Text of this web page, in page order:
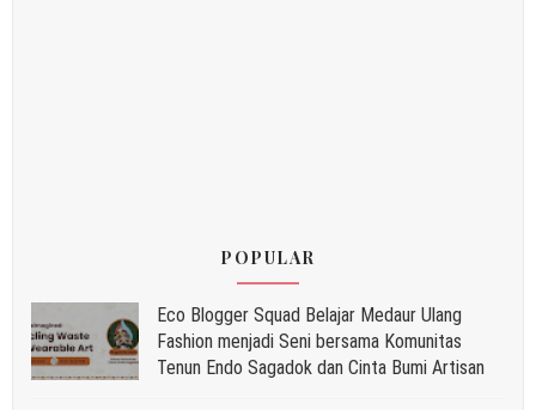
POPULAR
Eco Blogger Squad Belajar Medaur Ulang
Fashion menjadi Seni bersama Komunitas
Tenun Endo Sagadok dan Cinta Bumi Artisan